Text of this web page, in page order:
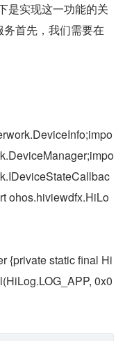
是实现这一功能的关
首先，我们需要在
ohos.hiviewdfx.HiLo
{private static final Hi
0x0